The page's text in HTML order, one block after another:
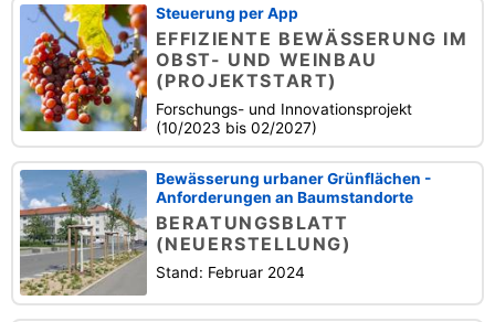
Steuerung per App
EFFIZIENTE BEWÄSSERUNG IM
OBST- UND WEINBAU
(PROJEKTSTART)
Forschungs- und Innovationsprojekt
(10/2023 bis 02/2027)
Bewässerung urbaner Grünflächen -
Anforderungen an Baumstandorte
BERATUNGSBLATT
(NEUERSTELLUNG)
Stand: Februar 2024